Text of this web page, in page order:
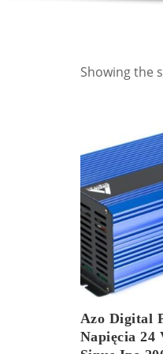
Showing the
Azo Digital
Napięcia 24